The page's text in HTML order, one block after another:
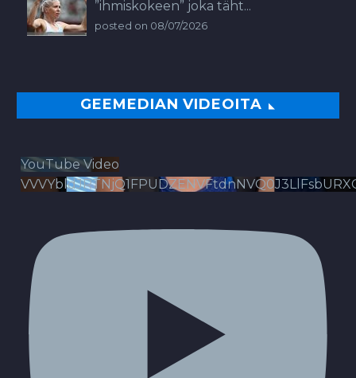
”ihmiskokeen” joka täht...
posted on 08/07/2026
GEEMEDIAN VIDEOITA
YouTube Video